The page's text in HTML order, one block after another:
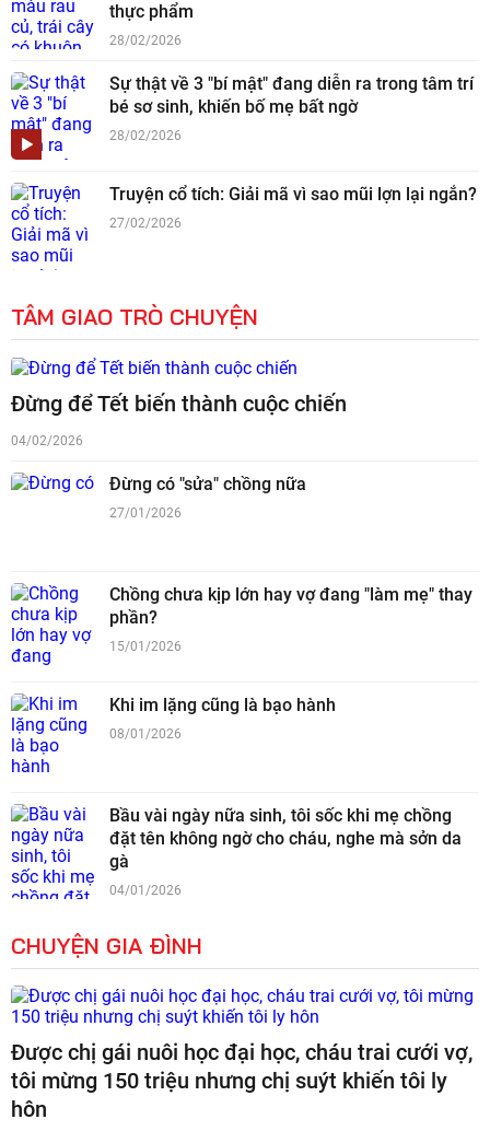
thực phẩm
28/02/2026
Sự thật về 3 "bí mật" đang diễn ra trong tâm trí
bé sơ sinh, khiến bố mẹ bất ngờ
28/02/2026
Truyện cổ tích: Giải mã vì sao mũi lợn lại ngắn?
27/02/2026
TÂM GIAO TRÒ CHUYỆN
Đừng để Tết biến thành cuộc chiến
04/02/2026
Đừng có "sửa" chồng nữa
27/01/2026
Chồng chưa kịp lớn hay vợ đang "làm mẹ" thay
phần?
15/01/2026
Khi im lặng cũng là bạo hành
08/01/2026
Bầu vài ngày nữa sinh, tôi sốc khi mẹ chồng
đặt tên không ngờ cho cháu, nghe mà sởn da
gà
04/01/2026
CHUYỆN GIA ĐÌNH
Được chị gái nuôi học đại học, cháu trai cưới vợ,
tôi mừng 150 triệu nhưng chị suýt khiến tôi ly
hôn